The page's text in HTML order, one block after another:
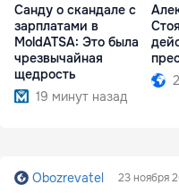
Санду о скандале с
зарплатами в
MoldATSA: Это была
чрезвычайная
щедрость
19 минут назад
Obozrevatel 23 ноября